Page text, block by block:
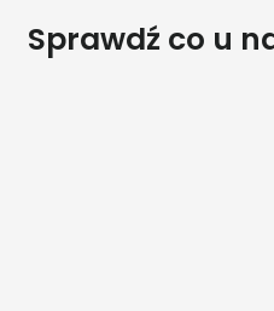
Sprawdź co u